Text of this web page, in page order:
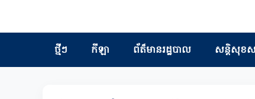
ថ្មីៗ កីឡា ព័ត៏មានរដ្ឋបាល សន្តិសុខស